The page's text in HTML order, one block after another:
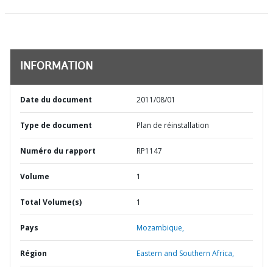
INFORMATION
Date du document 2011/08/01
Type de document Plan de réinstallation
Numéro du rapport RP1147
Volume 1
Total Volume(s) 1
Pays Mozambique,
Région Eastern and Southern Africa,